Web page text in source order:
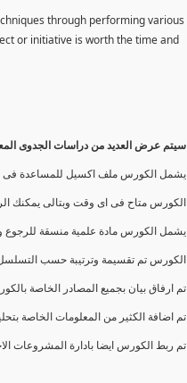
through performing various
or initiative is worth the time and
سيتم عرض العديد من دراسات الجدوى
يشمل الكورس ملف اكسيل للمساعدة فى
الكورس متاح فى اى وقت وبتالى يمكنك
يشمل الكورس مادة علمية منسقة للرجوع
الكورس تم تقسيمة وترتيبة حسب التسلسل
تم ارفاق بيان بجميع المصادر الخاصة
تم اضافة الكثير من المعلومات الخاصة
تم ربط الكورس ايضا بادارة المشروعات